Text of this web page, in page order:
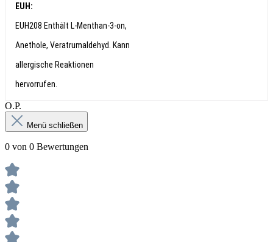
EUH:
EUH208 Enthält L-Menthan-3-on,
Anethole, Veratrumaldehyd. Kann
allergische Reaktionen
hervorrufen.
О.Р.
Menü schließen
0 von 0 Bewertungen